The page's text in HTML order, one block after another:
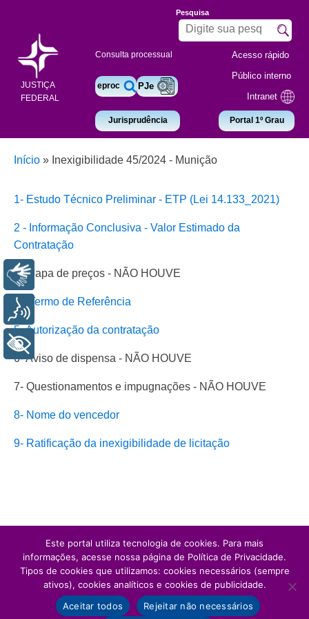
JUSTIÇA
FEDERAL
Consulta processual
eproc PJe
Jurisprudência
Pesquisa
Acesso rápido
Público interno
Intranet
Portal 1º Grau
Início » Inexigibilidade 45/2024 - Munição
1- Estudo Técnico Preliminar - ETP (Lei 14.133_2021)
2 - Informação Conclusiva - Valor Estimado da
Contratação
3- Mapa de preços - NÃO HOUVE
4 - Termo de Referência
5- Autorização da contratação
6- Aviso de dispensa - NÃO HOUVE
7- Questionamentos e impugnações - NÃO HOUVE
8- Nome do vencedor
9- Ratificação da inexigibilidade de licitação
Este portal utiliza tecnologia de cookies. Para mais
informações, acesse nossa página de Política de Privacidade.
Tipos de cookies que utilizamos: cookies necessários (sempre
ativos), cookies analíticos e cookies de publicidade.
Aceitar todos
Rejeitar não necessários
Libras
Voz